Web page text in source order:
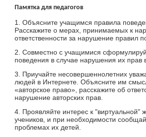
Памятка для педагогов
1. Объясните учащимся правила
Расскажите о мерах, принимаемых к
ответственности за нарушение правил
2. Совместно с учащимися
поведения в случае нарушения их прав
3. Приучайте несовершеннолетних
людей в Интернете. Объясните им
«авторское право», расскажите об
нарушение авторских прав.
4. Проявляйте интерес к "виртуальной"
учеников, и при необходимости
проблемах их детей.